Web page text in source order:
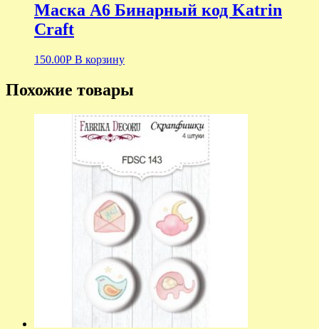
Маска А6 Бинарный код Katrin
Craft
150.00Р В корзину
Похожие товары